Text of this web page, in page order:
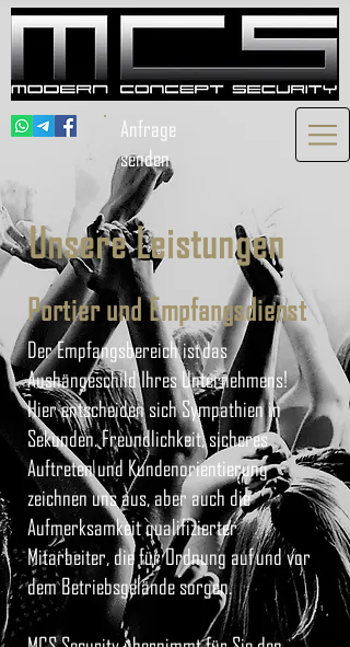
Anfrage
senden
Unsere Leistungen
Portier und Empfangsdienst
Der Empfangsbereich ist das
Aushängeschild Ihres Unternehmens!
Hier entscheiden sich Sympathien in
Sekunden. Freundlichkeit, sicheres
Auftreten und Kundenorientierung
zeichnen uns aus, aber auch die
Aufmerksamkeit qualifizierter
Mitarbeiter, die für Ordnung auf und vor
dem Betriebsgelände sorgen.